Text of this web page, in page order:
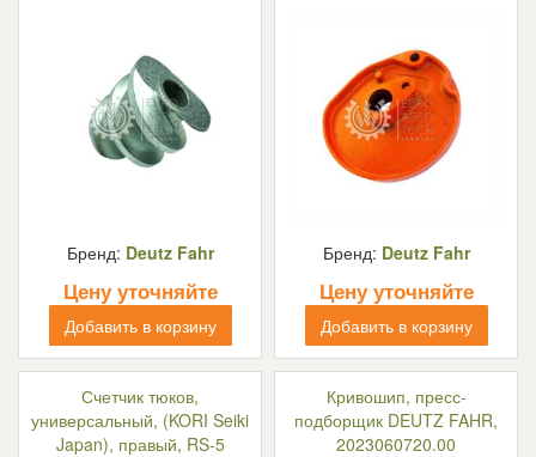
Бренд: Deutz Fahr
Цену уточняйте
Добавить в корзину
Бренд: Deutz Fahr
Цену уточняйте
Добавить в корзину
Счетчик тюков,
универсальный, (KORI Seiki
Japan), правый, RS-5
Кривошип, пресс-
подборщик DEUTZ FAHR,
2023060720.00